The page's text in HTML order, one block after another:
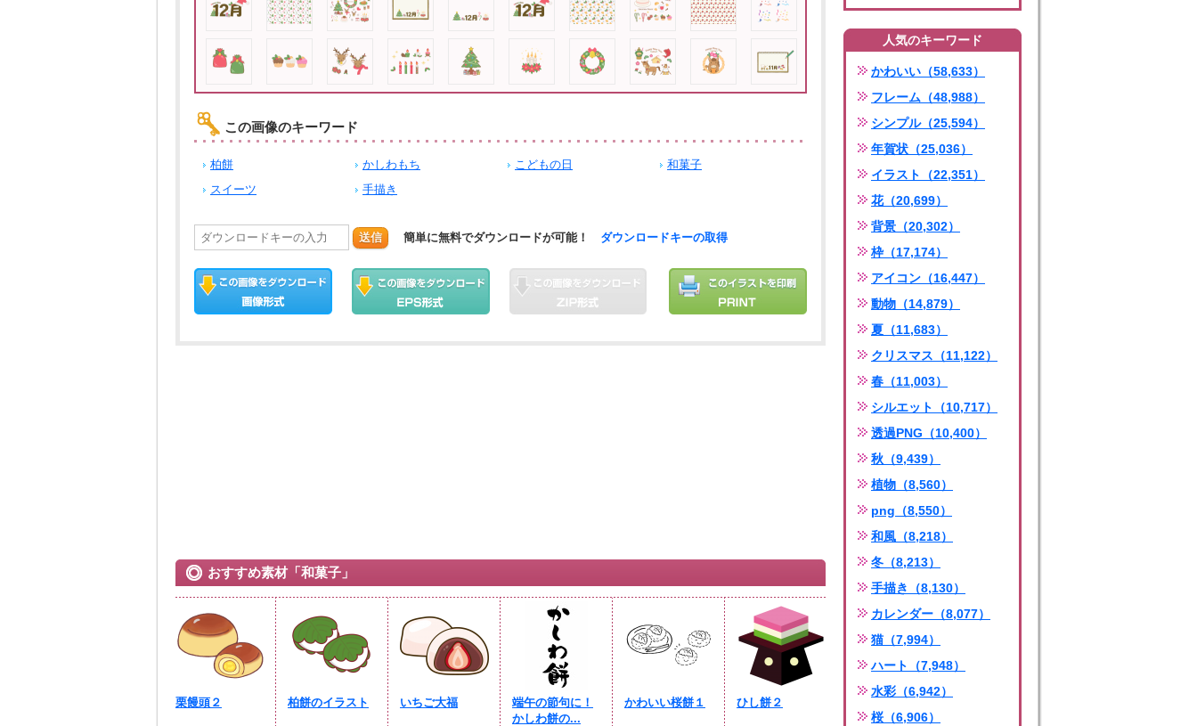
この画像のキーワード
柏餅 かしわもち こどもの日
和菓子
スイーツ
手描き
送信 簡単に無料でダウンロードが可能！ ダウンロードキーの取得
おすすめ素材「和菓子」
栗饅頭２ 柏餅のイラスト いちご大福
端午の節句に！
かしわ餅の...
かわいい桜餅１ ひし餅２
人気のキーワード
かわいい（58,633）
フレーム（48,988）
シンプル（25,594）
年賀状（25,036）
イラスト（22,351）
花（20,699）
背景（20,302）
枠（17,174）
アイコン（16,447）
動物（14,879）
夏（11,683）
クリスマス（11,122）
春（11,003）
シルエット（10,717）
透過PNG（10,400）
秋（9,439）
植物（8,560）
png（8,550）
和風（8,218）
冬（8,213）
手描き（8,130）
カレンダー（8,077）
猫（7,994）
ハート（7,948）
水彩（6,942）
桜（6,906）